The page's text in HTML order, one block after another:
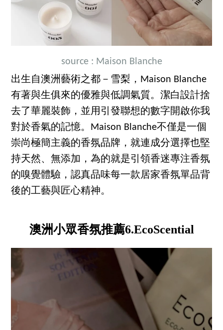
source : Maison Blanche
出生自澳洲藝術之都－雪梨，Maison Blanche
有著與生俱來的優雅與低調氣質。潔白設計捨
去了華麗裝飾，並用引發聯想的數字開啟你我
對於香氣的記憶。Maison Blanche不僅是一個
崇尚極簡主義的香氛品牌，就連成分選擇也堅
持天然、無添加，為的就是引領香迷專注香氛
的嗅覺體驗，認真品味每一款居家香氛單品背
後的工藝與匠心精神。
澳洲小眾香氛推薦6.EcoScential